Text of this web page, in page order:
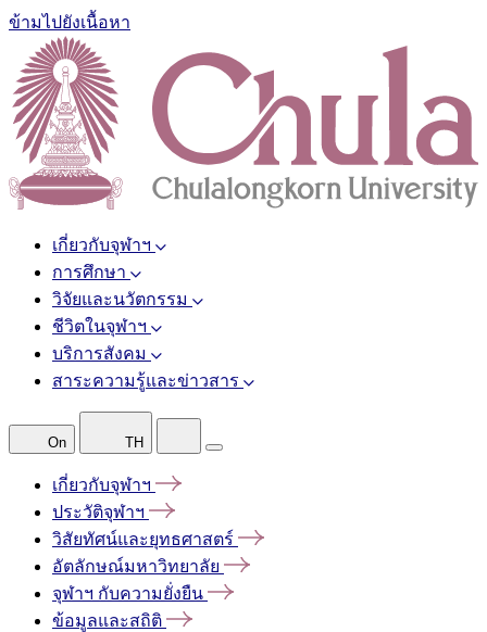
ข้ามไปยังเนื้อหา
เกี่ยวกับจุฬาฯ
การศึกษา
วิจัยและนวัตกรรม
ชีวิตในจุฬาฯ
บริการสังคม
สาระความรู้และข่าวสาร
On TH
เกี่ยวกับจุฬาฯ
ประวัติจุฬาฯ
วิสัยทัศน์และยุทธศาสตร์
อัตลักษณ์มหาวิทยาลัย
จุฬาฯ กับความยั่งยืน
ข้อมูลและสถิติ